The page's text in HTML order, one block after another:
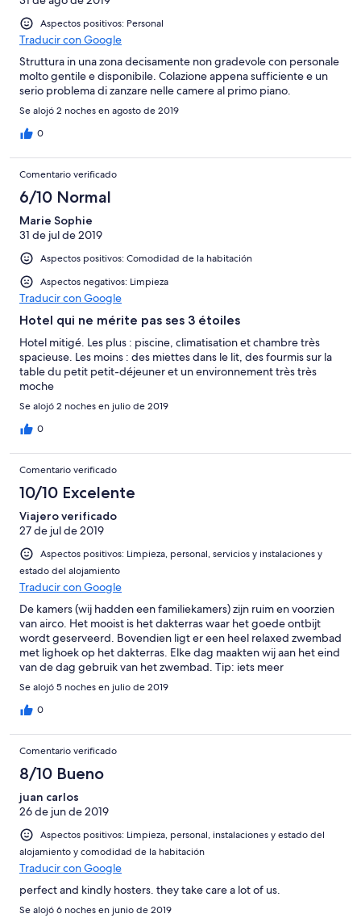
Aspectos positivos: Personal
Traducir con Google
Struttura in una zona decisamente non gradevole con personale
molto gentile e disponibile. Colazione appena sufficiente e un
serio problema di zanzare nelle camere al primo piano.
Se alojó 2 noches en agosto de 2019
0
Comentario verificado
6/10 Normal
Marie Sophie
31 de jul de 2019
Aspectos positivos: Comodidad de la habitación
Aspectos negativos: Limpieza
Traducir con Google
Hotel qui ne mérite pas ses 3 étoiles
Hotel mitigé. Les plus : piscine, climatisation et chambre très
spacieuse. Les moins : des miettes dans le lit, des fourmis sur la
table du petit petit-déjeuner et un environnement très très
moche
Se alojó 2 noches en julio de 2019
0
Comentario verificado
10/10 Excelente
Viajero verificado
27 de jul de 2019
Aspectos positivos: Limpieza, personal, servicios y instalaciones y
estado del alojamiento
Traducir con Google
De kamers (wij hadden een familiekamers) zijn ruim en voorzien
van airco. Het mooist is het dakterras waar het goede ontbijt
wordt geserveerd. Bovendien ligt er een heel relaxed zwembad
met lighoek op het dakterras. Elke dag maakten wij aan het eind
van de dag gebruik van het zwembad. Tip: iets meer
schaduwplekken op dakterras zou fijn zijn. Personeel van het
hotel is uiterst vriendelijk. Enige kritiekpunt is de omgeving waar
het hotel ligt. Je moet wel echt een auto hebben. Te voet is de
Se alojó 5 noches en julio de 2019
0
Comentario verificado
8/10 Bueno
juan carlos
26 de jun de 2019
Aspectos positivos: Limpieza, personal, instalaciones y estado del
alojamiento y comodidad de la habitación
Traducir con Google
perfect and kindly hosters. they take care a lot of us.
Se alojó 6 noches en junio de 2019